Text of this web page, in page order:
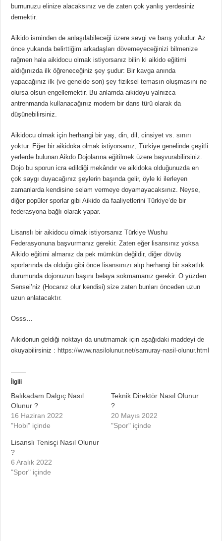
burnunuzu elinize alacaksınız ve de zaten çok yanlış yerdesiniz
demektir.
Aikido isminden de anlaşılabileceği üzere sevgi ve barış yoludur. Az
önce yukarıda belirttiğim arkadaşları dövemeyeceğinizi bilmenize
rağmen hala aikidocu olmak istiyorsanız bilin ki aikido eğitimi
aldığınızda ilk öğreneceğiniz şey şudur: Bir kavga anında
yapacağınız ilk (ve genelde son) şey fiziksel temasın oluşmasını ne
olursa olsun engellemektir. Bu anlamda aikidoyu yalnızca
antrenmanda kullanacağınız modern bir dans türü olarak da
düşünebilirsiniz.
Aikidocu olmak için herhangi bir yaş, din, dil, cinsiyet vs. sınırı
yoktur. Eğer bir aikidoka olmak istiyorsanız, Türkiye genelinde çeşitli
yerlerde bulunan Aikdo Dojolarına eğitilmek üzere başvurabilirsiniz.
Dojo bu sporun icra edildiği mekândır ve aikidoka olduğunuzda en
çok saygı duyacağınız şeylerin başında gelir, öyle ki ilerleyen
zamanlarda kendisine selam vermeye doyamayacaksınız. Neyse,
diğer popüler sporlar gibi Aikido da faaliyetlerini Türkiye’de bir
federasyona bağlı olarak yapar.
Lisanslı bir aikidocu olmak istiyorsanız Türkiye Wushu
Federasyonuna başvurmanız gerekir. Zaten eğer lisansınız yoksa
Aikido eğitimi almanız da pek mümkün değildir, diğer dövüş
sporlarında da olduğu gibi önce lisansınızı alıp herhangi bir sakatlık
durumunda dojonuzun başını belaya sokmamanız gerekir. O yüzden
Sensei’niz (Hocanız olur kendisi) size zaten bunları önceden uzun
uzun anlatacaktır.
Osss…
Aikidonun geldiği noktayı da unutmamak için aşağıdaki maddeyi de
okuyabilirsiniz : https://www.nasilolunur.net/samuray-nasil-olunur.html
İlgili
Balıkadam Dalgıç Nasıl
Olunur ?
16 Haziran 2022
"Hobi" içinde
Teknik Direktör Nasıl Olunur
?
20 Mayıs 2022
"Spor" içinde
Lisanslı Tenisçi Nasıl Olunur
?
6 Aralık 2022
"Spor" içinde